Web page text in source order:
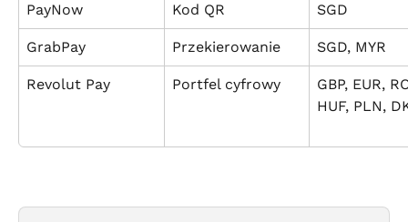
PayNow Kod QR SGD
GrabPay Przekierowanie SGD, MYR
Revolut Pay Portfel cyfrowy
GBP, EUR,
HUF, PLN,